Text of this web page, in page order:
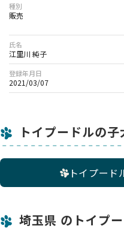
種別
販売
氏名
江里川 純子
登録年月日
2021/03/07
トイプードルの
トイプード
埼玉県 のトイプ